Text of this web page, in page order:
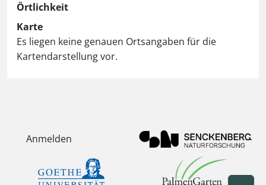
Örtlichkeit
Karte
Es liegen keine genauen Ortsangaben für die
Kartendarstellung vor.
Anmelden